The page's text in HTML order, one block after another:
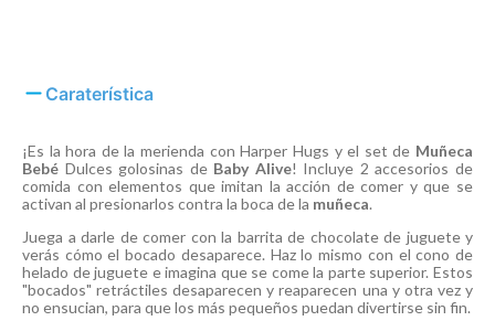
Caraterística
¡Es la hora de la merienda con Harper Hugs y el set de Muñeca
Bebé Dulces golosinas de Baby Alive! Incluye 2 accesorios de
comida con elementos que imitan la acción de comer y que se
activan al presionarlos contra la boca de la muñeca.
Juega a darle de comer con la barrita de chocolate de juguete y
verás cómo el bocado desaparece. Haz lo mismo con el cono de
helado de juguete e imagina que se come la parte superior. Estos
"bocados" retráctiles desaparecen y reaparecen una y otra vez y
no ensucian, para que los más pequeños puedan divertirse sin fin.